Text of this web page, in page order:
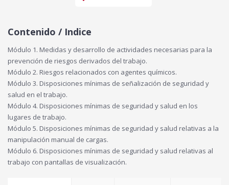
Contenido / Indice
Módulo 1. Medidas y desarrollo de actividades necesarias para la
prevención de riesgos derivados del trabajo.
Módulo 2. Riesgos relacionados con agentes químicos.
Módulo 3. Disposiciones mínimas de señalización de seguridad y
salud en el trabajo.
Módulo 4. Disposiciones mínimas de seguridad y salud en los
lugares de trabajo.
Módulo 5. Disposiciones mínimas de seguridad y salud relativas a la
manipulación manual de cargas.
Módulo 6. Disposiciones mínimas de seguridad y salud relativas al
trabajo con pantallas de visualización.